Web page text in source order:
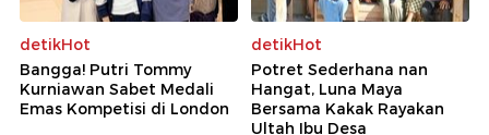
detikHot
Bangga! Putri Tommy
Kurniawan Sabet Medali
Emas Kompetisi di London
detikHot
Potret Sederhana nan
Hangat, Luna Maya
Bersama Kakak Rayakan
Ultah Ibu Desa